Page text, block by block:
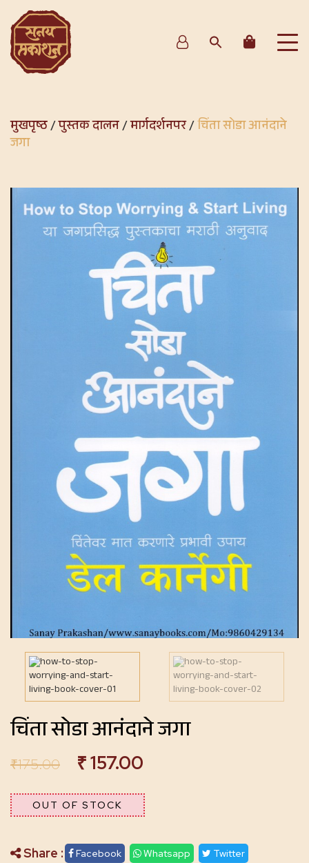
मुखपृष्ठ/पुस्तक दालन/मार्गदर्शनपर/चिंता सोडा आनंदाने
जगा
चिंता सोडा आनंदाने जगा
₹175.00 ₹157.00
OUT OF STOCK
Share : Facebook Whatsapp Twitter